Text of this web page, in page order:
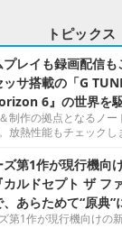
トピックス
プレイも録画配信
ッサ搭載の「G
6』の世界を
制作の拠点となるノ
放熱性能もチェックし
ズ第1作が現行機向
カルドセプト ザ フ
あらためて“原典”
第1作が現行機向けの